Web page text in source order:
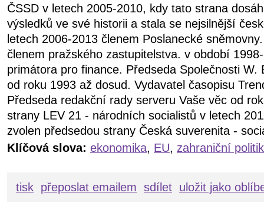
ČSSD v letech 2005-2010, kdy tato strana
výsledků ve své historii a stala se nejsilnější
letech 2006-2013 členem Poslanecké
členem pražského zastupitelstva. v období
primátora pro finance. Předseda Společnosti W.
od roku 1993 až dosud. Vydavatel časopisu
Předseda redakční rady serveru Vaše věc od
strany LEV 21 - národních socialistů v letech
zvolen předsedou strany Česká suverenita -
Klíčová slova: ekonomika, EU, zahraniční
tisk přeposlat emailem sdílet uložit jako